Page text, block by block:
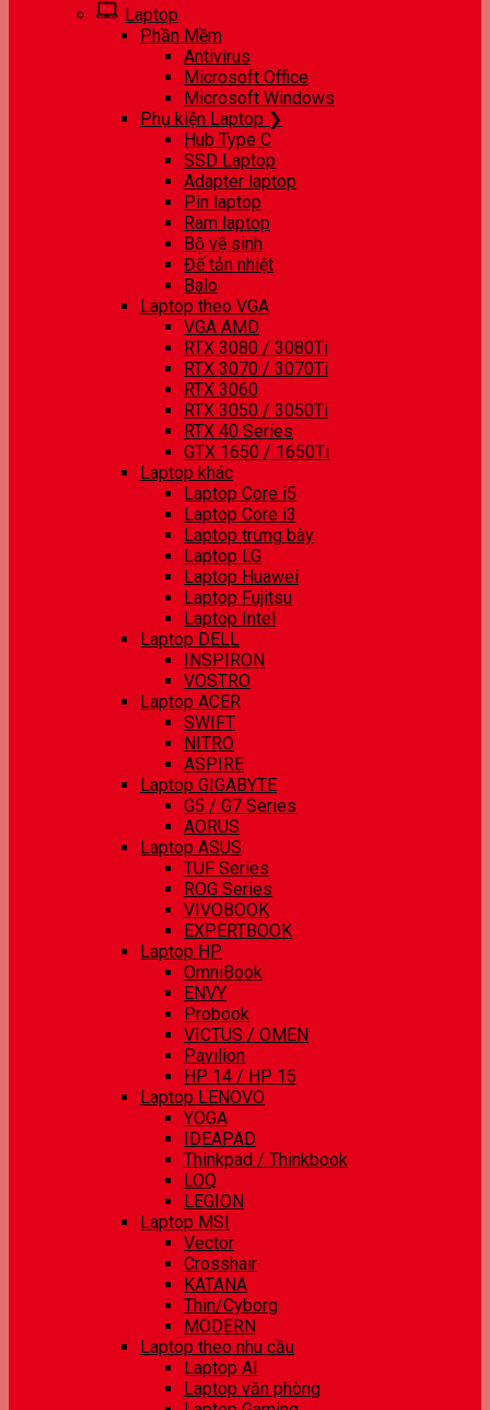
Laptop
Phần Mềm
Antivirus
Microsoft Office
Microsoft Windows
Phụ kiện Laptop ❯
Hub Type C
SSD Laptop
Adapter laptop
Pin laptop
Ram laptop
Bộ vệ sinh
Đế tản nhiệt
Balo
Laptop theo VGA
VGA AMD
RTX 3080 / 3080Ti
RTX 3070 / 3070Ti
RTX 3060
RTX 3050 / 3050Ti
RTX 40 Series
GTX 1650 / 1650Ti
Laptop khác
Laptop Core i5
Laptop Core i3
Laptop trưng bày
Laptop LG
Laptop Huawei
Laptop Fujitsu
Laptop Intel
Laptop DELL
INSPIRON
VOSTRO
Laptop ACER
SWIFT
NITRO
ASPIRE
Laptop GIGABYTE
G5 / G7 Series
AORUS
Laptop ASUS
TUF Series
ROG Series
VIVOBOOK
EXPERTBOOK
Laptop HP
OmniBook
ENVY
Probook
VICTUS / OMEN
Pavilion
HP 14 / HP 15
Laptop LENOVO
YOGA
IDEAPAD
Thinkpad / Thinkbook
LOQ
LEGION
Laptop MSI
Vector
Crosshair
KATANA
Thin/Cyborg
MODERN
Laptop theo nhu cầu
Laptop AI
Laptop văn phòng